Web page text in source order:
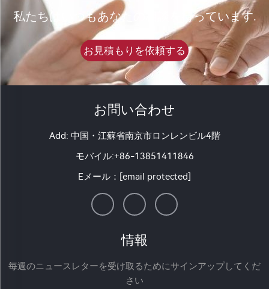
私たちはいつもあなたの相談を待っています.
お見積もりを依頼する
お問い合わせ
Add: 中国・江蘇省南京市ロンレンビル4階
モバイル:+86-13851411846
Eメール： [email protected]
情報
毎週のニュースレターを受け取るためにサインアップしてくだ
さい